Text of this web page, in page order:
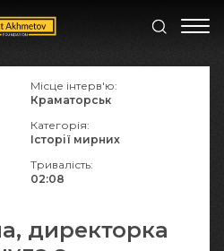
директорка
Місце інтерв'ю:
Краматорськ
Категорія:
Історії мирних
Тривалість:
02:08